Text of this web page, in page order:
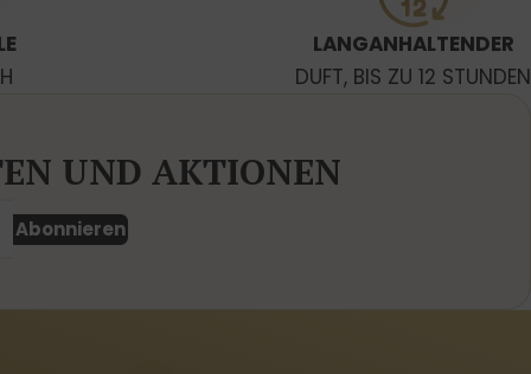
LANGANHALTENDER
DUFT, BIS ZU 12 STUNDEN
UND AKTIONEN
Abonnieren